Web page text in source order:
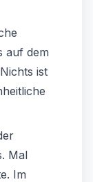
auf dem
ist
Mal
Im